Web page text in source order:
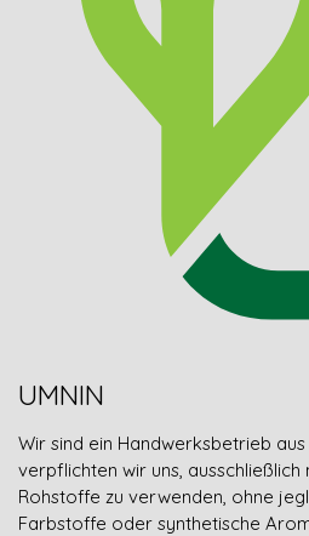
UMNIN
Wir sind ein Handwerksbetrieb
verpflichten wir uns,
Rohstoffe zu verwenden, ohne
Farbstoffe oder synthetische